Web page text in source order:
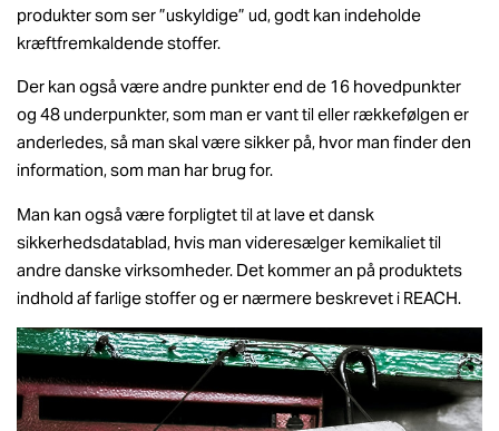
produkter som ser ”uskyldige” ud, godt kan indeholde
kræftfremkaldende stoffer.
Der kan også være andre punkter end de 16 hovedpunkter
og 48 underpunkter, som man er vant til eller rækkefølgen er
anderledes, så man skal være sikker på, hvor man finder den
information, som man har brug for.
Man kan også være forpligtet til at lave et dansk
sikkerhedsdatablad, hvis man videresælger kemikaliet til
andre danske virksomheder. Det kommer an på produktets
indhold af farlige stoffer og er nærmere beskrevet i REACH.